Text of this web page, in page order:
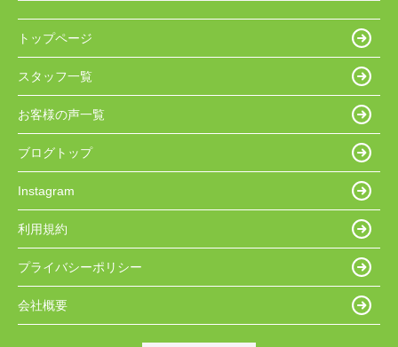
トップページ
スタッフ一覧
お客様の声一覧
ブログトップ
Instagram
利用規約
プライバシーポリシー
会社概要